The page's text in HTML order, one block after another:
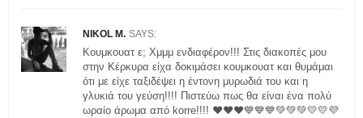
NIKOL M. SAYS:
Κουμκουατ ε; Χμμμ ενδιαφέρον!!! Στις διακοπές μου
στην Κέρκυρα είχα δοκιμάσει κουμκουατ και θυμάμαι
ότι με είχε ταξιδέψει η έντονη μυρωδιά του και η
γλυκιά του γεύση!!!! Πιστεύω πως θα είναι ένα πολύ
ωραίο άρωμα από korre!!!! ❤❤❤💙💙💙💚💚💚💛💛💜